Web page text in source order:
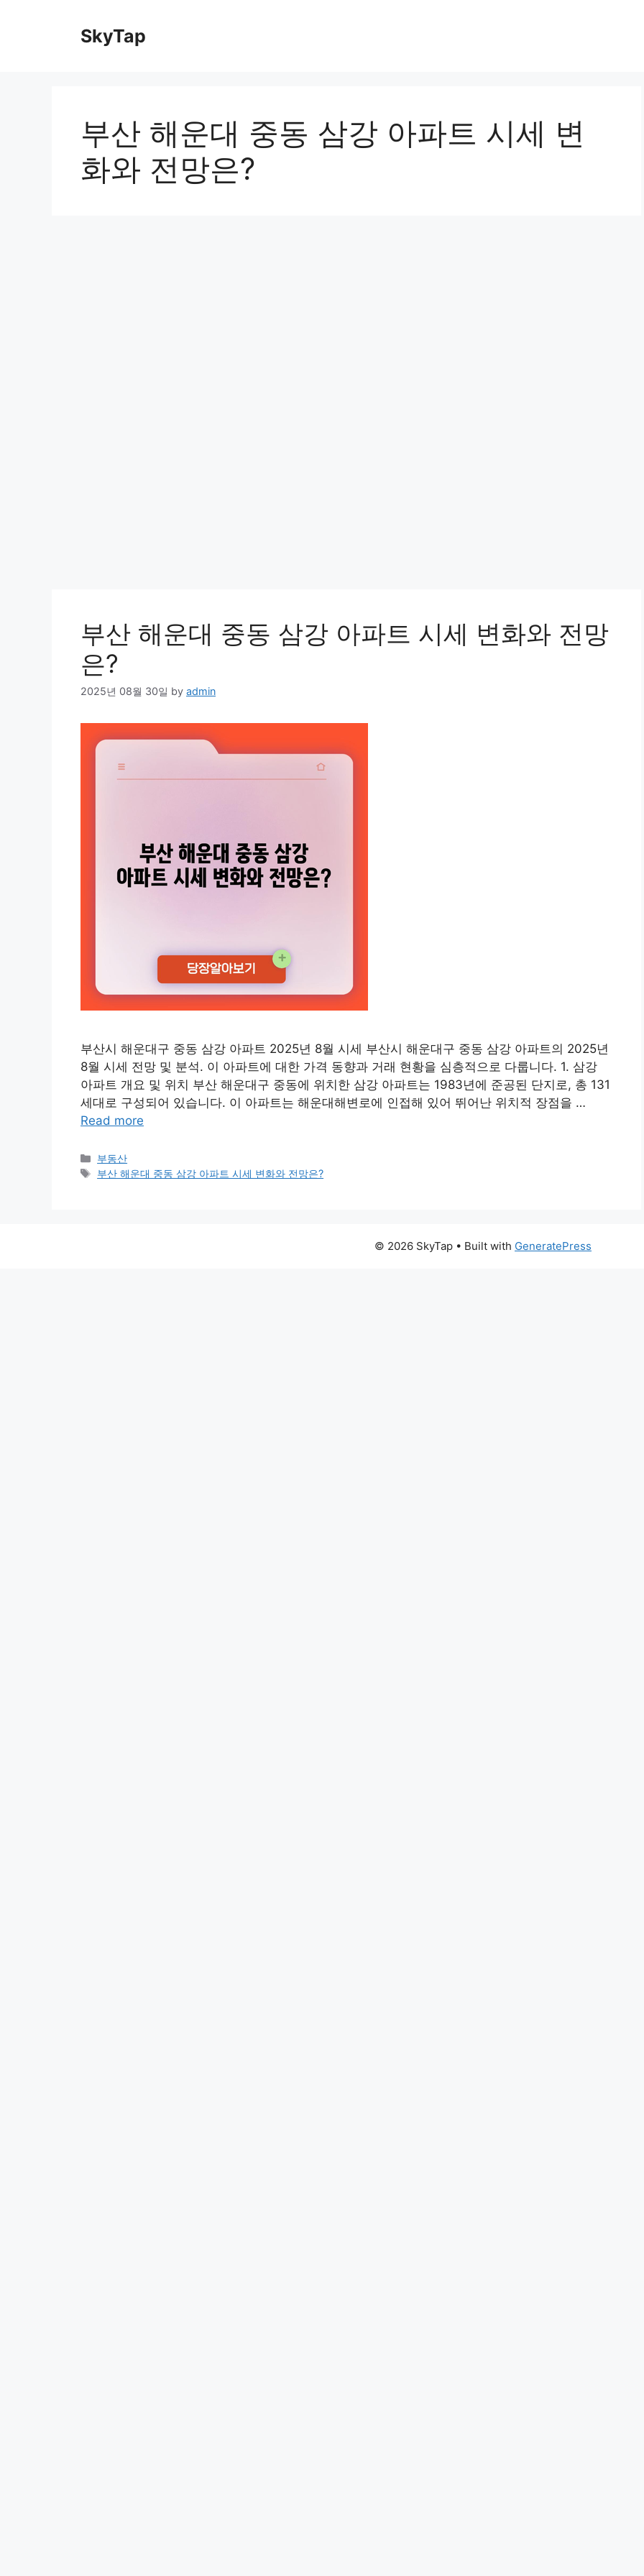
SkyTap
부산 해운대 중동 삼강 아파트 시세 변
화와 전망은?
부산 해운대 중동 삼강 아파트 시세 변화와 전망
은?
2025년 08월 30일 by admin
부산시 해운대구 중동 삼강 아파트 2025년 8월 시세 부산시 해운대구 중동 삼강 아파트의 2025년
8월 시세 전망 및 분석. 이 아파트에 대한 가격 동향과 거래 현황을 심층적으로 다룹니다. 1. 삼강
아파트 개요 및 위치 부산 해운대구 중동에 위치한 삼강 아파트는 1983년에 준공된 단지로, 총 131
세대로 구성되어 있습니다. 이 아파트는 해운대해변로에 인접해 있어 뛰어난 위치적 장점을 …
Read more
Categories
부동산
Tags
부산 해운대 중동 삼강 아파트 시세 변화와 전망은?
© 2026 SkyTap • Built with GeneratePress